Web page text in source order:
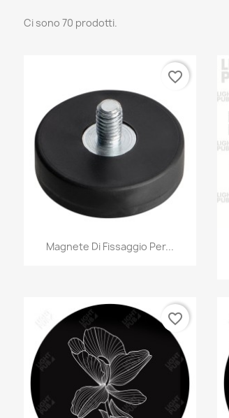
Ci sono 70 prodotti.
Magnete Di Fissaggio Per...
 Anteprima
favorite_border
favorite_border